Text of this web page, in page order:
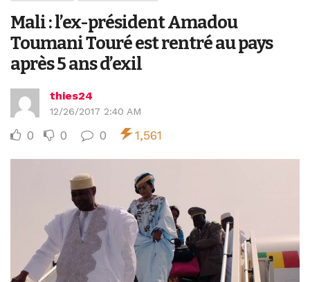
Mali : l’ex-président Amadou
Toumani Touré est rentré au pays
après 5 ans d’exil
thies24
12/26/2017 2:40 AM
0 0 0 1,561